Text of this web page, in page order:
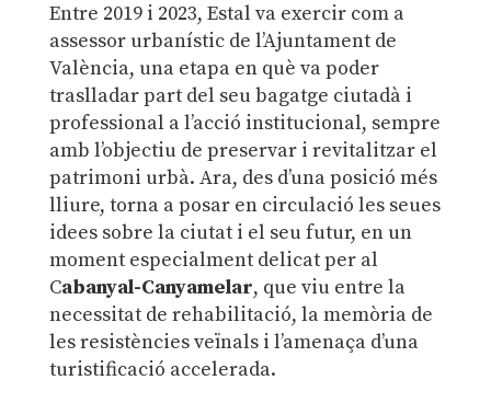
Entre 2019 i 2023, Estal va exercir com a
assessor urbanístic de l’Ajuntament de
València, una etapa en què va poder
traslladar part del seu bagatge ciutadà i
professional a l’acció institucional, sempre
amb l’objectiu de preservar i revitalitzar el
patrimoni urbà. Ara, des d’una posició més
lliure, torna a posar en circulació les seues
idees sobre la ciutat i el seu futur, en un
moment especialment delicat per al
Cabanyal-Canyamelar, que viu entre la
necessitat de rehabilitació, la memòria de
les resistències veïnals i l’amenaça d’una
turistificació accelerada.